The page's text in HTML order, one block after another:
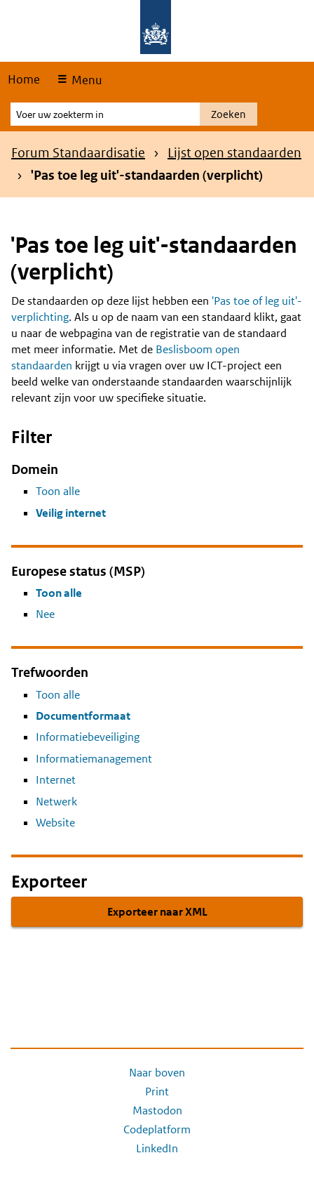
Home Menu
Voer
uw
zoekterm
Zoeken
Kruimelpad
Forum Standaardisatie
Lijst open standaarden
'Pas toe leg uit'-standaarden (verplicht)
'Pas toe leg uit'-standaarden
(verplicht)
Content
De standaarden op deze lijst hebben een 'Pas toe of leg uit'-
verplichting. Als u op de naam van een standaard klikt, gaat
u naar de webpagina van de registratie van de standaard
met meer informatie. Met de Beslisboom open
standaarden krijgt u via vragen over uw ICT-project een
beeld welke van onderstaande standaarden waarschijnlijk
relevant zijn voor uw specifieke situatie.
Filter
Domein
Toon alle
Veilig internet
Europese status (MSP)
Toon alle
Nee
Trefwoorden
Toon alle
Documentformaat
Informatiebeveiliging
Informatiemanagement
Internet
Netwerk
Website
Exporteer
Exporteer naar XML
Naar boven
Print
Mastodon
Codeplatform
LinkedIn